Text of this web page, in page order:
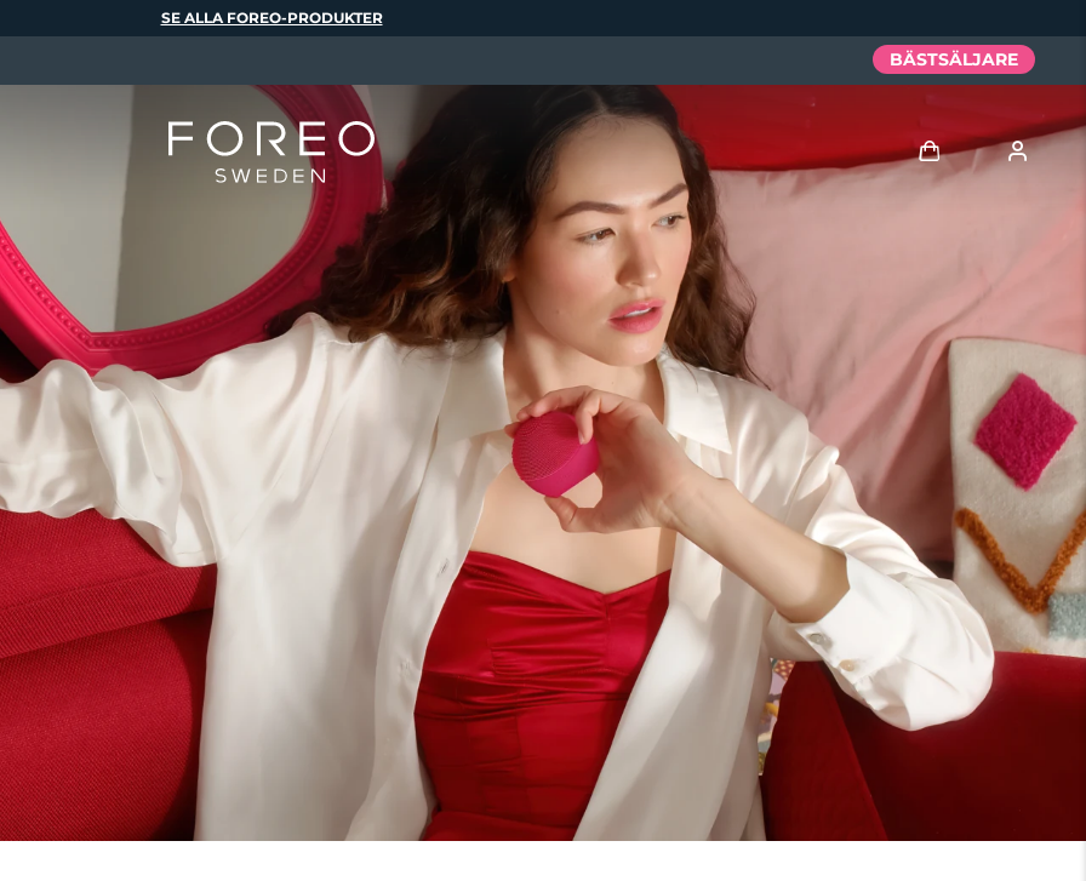
SE ALLA FOREO-PRODUKTER
BÄSTSÄLJARE
Användarprofil
Mina enheter
Mina beställningar
Mina adresser
Mina prenumerationer